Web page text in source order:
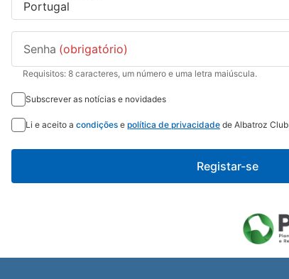
Senha (obrigatório)
Requisitos: 8 caracteres, um número e uma letra maiúscula.
Subscrever as notícias e novidades
Li e aceito a condições e política de privacidade de Albatroz Club
Registar-se